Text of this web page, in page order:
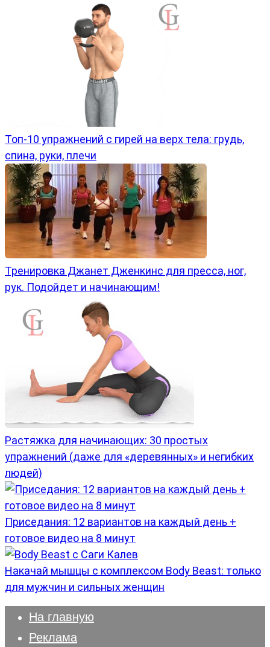
Топ-10 упражнений с гирей на верх тела: грудь,
спина, руки, плечи
Тренировка Джанет Дженкинс для пресса, ног,
рук. Подойдет и начинающим!
Растяжка для начинающих: 30 простых
упражнений (даже для «деревянных» и негибких
людей)
Приседания: 12 вариантов на каждый день +
готовое видео на 8 минут
Накачай мышцы с комплексом Body Beast: только
для мужчин и сильных женщин
На главную
Реклама